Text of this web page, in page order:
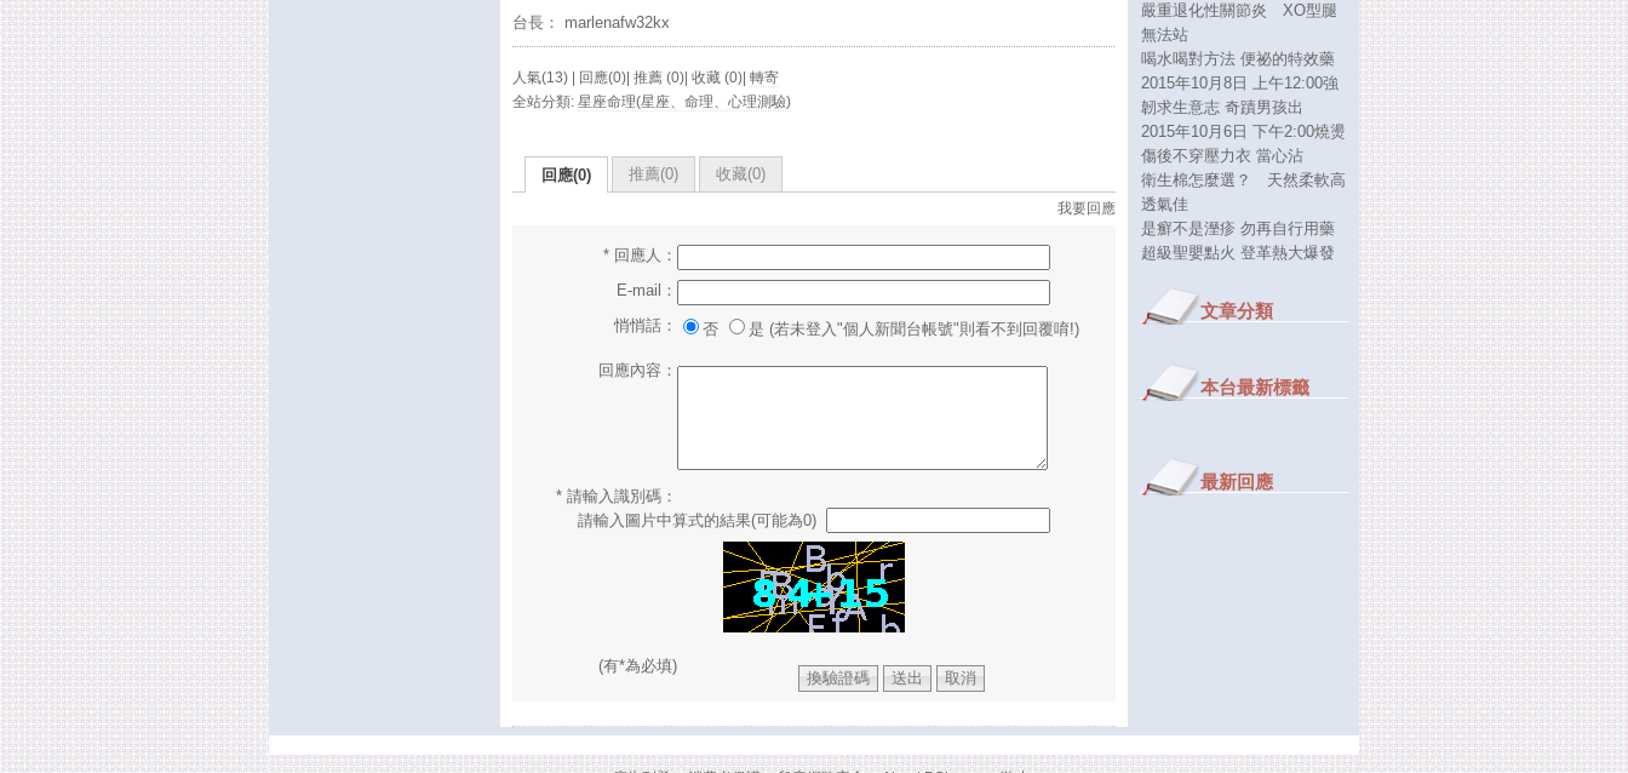
台長： marlenafw32kx
人氣(13) | 回應(0)| 推薦 (0)| 收藏 (0)| 轉寄
全站分類: 星座命理(星座、命理、心理測驗)
回應(0) 推薦(0) 收藏(0)
我要回應
* 回應人：
E-mail：
悄悄話：
否 是 (若未登入"個人新聞台帳號"則看不到回覆唷!)
回應內容：
* 請輸入識別碼：
請輸入圖片中算式的結果(可能為0)
(有*為必填)
嚴重退化性關節炎 XO型腿
無法站
喝水喝對方法 便祕的特效藥
2015年10月8日 上午12:00強
韌求生意志 奇蹟男孩出
2015年10月6日 下午2:00燒燙
傷後不穿壓力衣 當心沾
衛生棉怎麼選？ 天然柔軟高
透氣佳
是癬不是溼疹 勿再自行用藥
超級聖嬰點火 登革熱大爆發
文章分類
本台最新標籤
最新回應